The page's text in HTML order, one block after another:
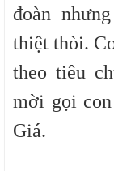
đoàn
thiệt thòi.
theo tiêu
mời gọi
Giá.